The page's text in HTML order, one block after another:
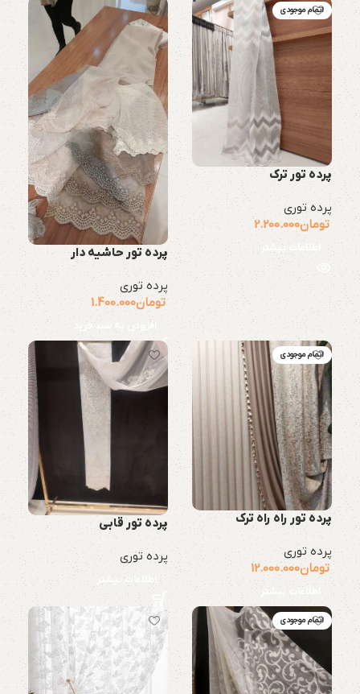
اتمام موجودی
پرده تور ترک
پرده توری
تومان2.200.000
اطلاعات بیشتر پرده تور حاشیه دار
پرده توری
تومان1.400.000
افزودن به سبد خرید
اتمام موجودی
پرده تور راه راه ترک
پرده توری
تومان12.000.000
اطلاعات بیشتر
پرده تور قابی
پرده توری
اطلاعات بیشتر
اتمام موجودی